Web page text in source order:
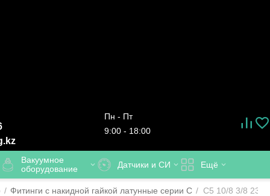
Пн - Пт
9:00 - 18:00
Вакуумное
оборудование
Датчики и СИ Ещё
/ Фитинги с накидной гайкой латунные серии C / C5 10/8 3/8